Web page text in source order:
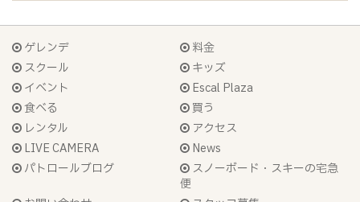
ゲレンデ
料金
スクール
キッズ
イベント
Escal Plaza
食べる
買う
レンタル
アクセス
LIVE CAMERA
News
パトロールブログ
スノーボード・スキーの宅急
便